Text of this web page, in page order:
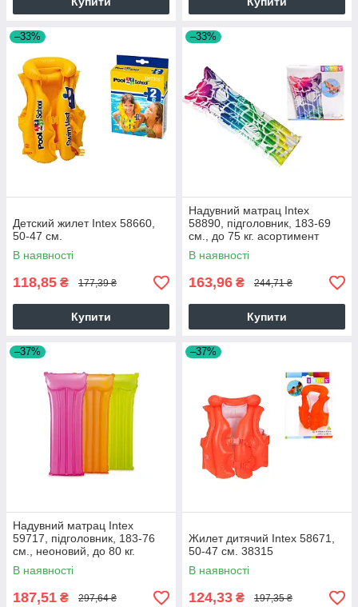
–33%
Детский жилет Intex 58660,
50-47 см.
В наявності
118,85 ₴ 177,39 ₴
Купити
–33%
Надувний матрац Intex
58890, підголовник, 183-69
см., до 75 кг. асортимент
28325
В наявності
163,96 ₴ 244,71 ₴
Купити
–37%
Надувний матрац Intex
59717, підголовник, 183-76
см., неоновий, до 80 кг.
асортимент 28325
В наявності
187,51 ₴ 297,64 ₴
–37%
Жилет дитячий Intex 58671,
50-47 см. 38315
В наявності
124,33 ₴ 197,35 ₴